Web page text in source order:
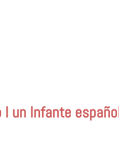
un Infante